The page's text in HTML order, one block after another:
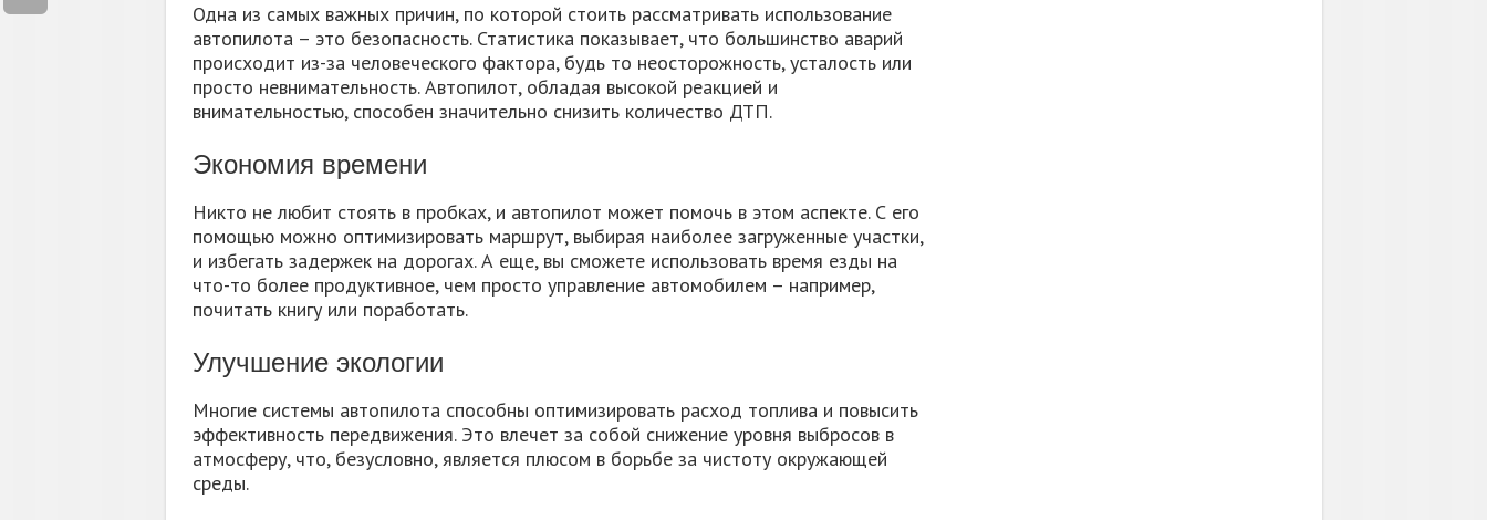
Одна из самых важных причин, по которой стоить рассматривать использование
автопилота – это безопасность. Статистика показывает, что большинство аварий
происходит из-за человеческого фактора, будь то неосторожность, усталость или
просто невнимательность. Автопилот, обладая высокой реакцией и
внимательностью, способен значительно снизить количество ДТП.
Экономия времени
Никто не любит стоять в пробках, и автопилот может помочь в этом аспекте. С его
помощью можно оптимизировать маршрут, выбирая наиболее загруженные участки,
и избегать задержек на дорогах. А еще, вы сможете использовать время езды на
что-то более продуктивное, чем просто управление автомобилем – например,
почитать книгу или поработать.
Улучшение экологии
Многие системы автопилота способны оптимизировать расход топлива и повысить
эффективность передвижения. Это влечет за собой снижение уровня выбросов в
атмосферу, что, безусловно, является плюсом в борьбе за чистоту окружающей
среды.